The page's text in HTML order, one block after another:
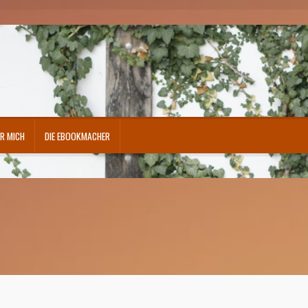
MICH DIE EBOOKMACHER
Datenschutzerklärung Echtheit von BewertungenFAQ – Fragen und Antworten